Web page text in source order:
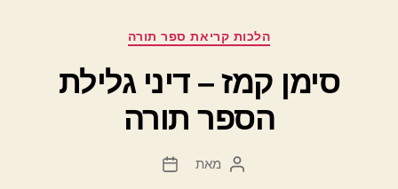
קטגוריות
הלכות קריאת ספר תורה
סימן קמז – דיני גלילת
הספר תורה
המחבר
מאת
תאריך